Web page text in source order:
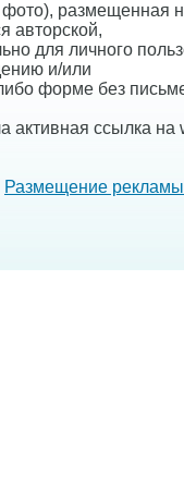
размещенная
авторской,
для личного
и/или
форме без
активная ссылка на
Размещение рекламы